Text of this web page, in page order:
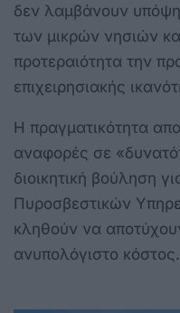
δεν λαμβάνουν
των μικρών νησιών
προτεραιότητα την
επιχειρησιακής
Η πραγματικότητα
αναφορές σε
διοικητική βούληση
Πυροσβεστικών
κληθούν να
ανυπολόγιστο κόστος.